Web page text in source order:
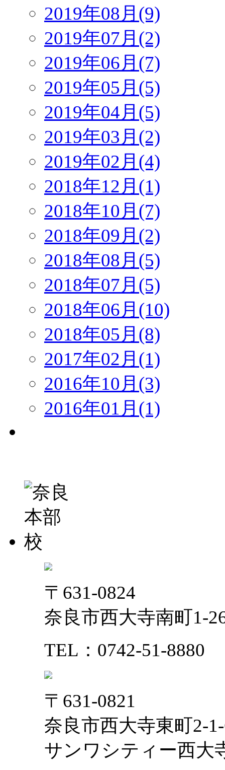
2019年08月(9)
2019年07月(2)
2019年06月(7)
2019年05月(5)
2019年04月(5)
2019年03月(2)
2019年02月(4)
2018年12月(1)
2018年10月(7)
2018年09月(2)
2018年08月(5)
2018年07月(5)
2018年06月(10)
2018年05月(8)
2017年02月(1)
2016年10月(3)
2016年01月(1)
〒631-0824
奈良市西大寺南町1-
TEL：0742-51-8880
〒631-0821
奈良市西大寺東町2-
サンワシティー西大